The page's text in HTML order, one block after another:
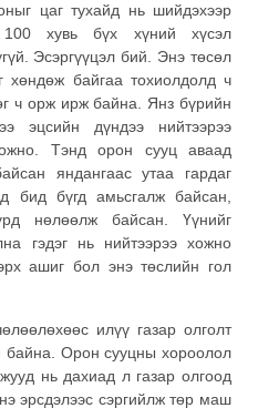
цаг тухайд нь шийдэхээр
хувь бүх хүний хүсэл
Эсэргүүцэл бий. Энэ төсөл
хөндөж байгаа тохиолдолд ч
ч орж ирж байна. Янз бүрийн
эцсийн дүндээ нийтээрээ
Тэнд орон сууц аваад
яндангаас утаа гардаг
бид бүгд амьсгалж байсан,
нөлөөлж байсан. Үүнийг
гэдэг нь нийтээрээ хожно
ашиг бол энэ төслийн гол
илүү газар олголт
байна. Орон сууцны хороолол
нь дахиад л газар олгоод
эрсдэлээс сэргийлж төр маш